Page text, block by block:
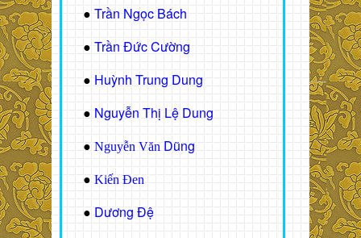
● Trần Ngọc Bách
● Trần Đức Cường
● Huỳnh Trung Dung
● Nguyễn Thị Lệ Dung
● Nguyễn Văn Dũng
● Kiến Đen
● Dương Đệ